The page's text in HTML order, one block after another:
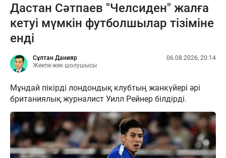
Дастан Сәтпаев "Челсиден" жалға
кетуі мүмкін футболшылар тізіміне
енді
Сұлтан Данияр
Жекпе-жек шолушысы
06.08.2026, 20:14
Мұндай пікірді лондондық клубтың жанкүйері әрі
британиялық журналист Уилл Рейнер білдірді.